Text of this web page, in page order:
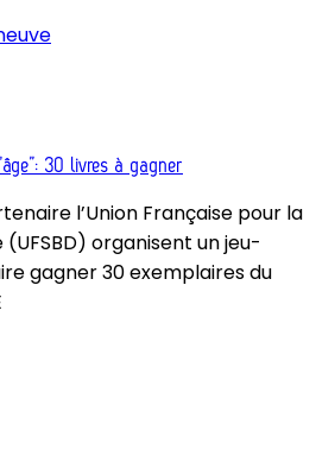
30 livres à gagner
l’Union Française pour la
organisent un jeu-
gagner 30 exemplaires du